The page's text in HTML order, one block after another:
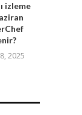
izleme
2025